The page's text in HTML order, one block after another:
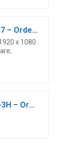
Lenovo IdeaPad 1 Gen 7 – Ordenador Portátil 14″ FullHD (AMD 3020e, 4GB RAM, 256GB SSD, AMD Radeon Graphics, Sin Sistema Operativo) Gris – Teclado QWERTY Español
x 1080
acer Chromebook 314-3H – Ordenador Portátil 14″ Full HD LED, Laptop (Intel Celeron N4500, 8 GB RAM, 128 GB eMMc, Intel UHD Graphics, Chrome OS), PC Portátil Color Plata – Teclado QWERTY Español